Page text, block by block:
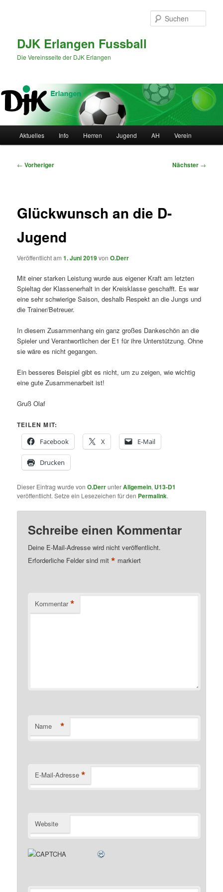
DJK Erlangen Fussball
Die Vereinsseite der DJK Erlangen
Aktuelles Info Herren Jugend AH Verein
Beitragsnavigation
← Vorheriger Nächster →
Glückwunsch an die D-
Jugend
Veröffentlicht am1. Juni 2019vonO.Derr
Mit einer starken Leistung wurde aus eigener Kraft am letzten
Spieltag der Klassenerhalt in der Kreisklasse geschafft. Es war
eine sehr schwierige Saison, deshalb Respekt an die Jungs und
die Trainer/Betreuer.
In diesem Zusammenhang ein ganz großes Dankeschön an die
Spieler und Verantwortlichen der E1 für ihre Unterstützung. Ohne
sie wäre es nicht gegangen.
Ein besseres Beispiel gibt es nicht, um zu zeigen, wie wichtig
eine gute Zusammenarbeit ist!
Gruß Olaf
TEILEN MIT:
Facebook
X E-Mail
Drucken
Dieser Eintrag wurde vonO.DerrunterAllgemein, U13-D1
veröffentlicht. Setze ein Lesezeichen für den Permalink.
Schreibe einen Kommentar
Deine E-Mail-Adresse wird nicht veröffentlicht.
Erforderliche Felder sind mit* markiert
Kommentar *
Name *
E-Mail-Adresse *
Website